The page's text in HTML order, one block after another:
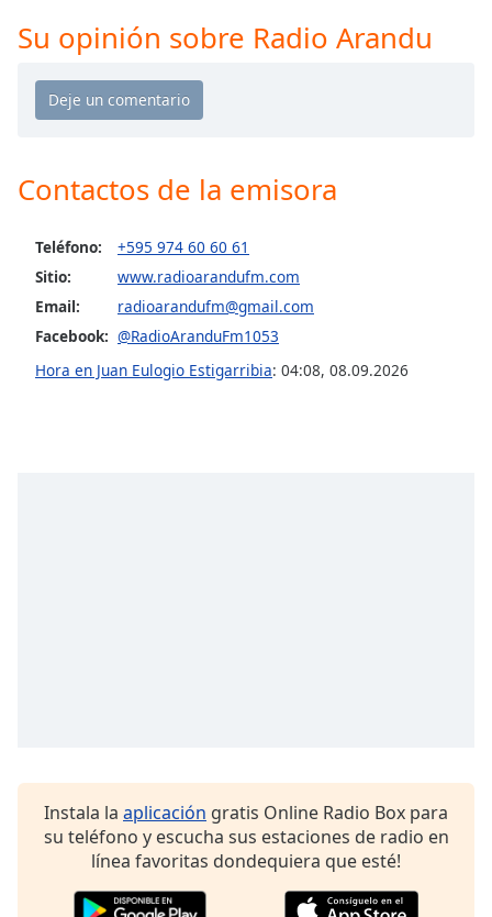
Playback
Chapters
Descriptions
off,
selected
subtitles
modal
window.
Beginning
Su opinión sobre Radio Arandu
Contactos de la emisora
Teléfono:
+595 974 60 60 61
Sitio:
www.radioarandufm.com
Email:
radioarandufm@gmail.com
Facebook: @RadioAranduFm1053
Hora en Juan Eulogio Estigarribia: 04:08, 08.09.2026
Instala la aplicación gratis Online Radio Box para
su teléfono y escucha sus estaciones de radio en
línea favoritas dondequiera que esté!